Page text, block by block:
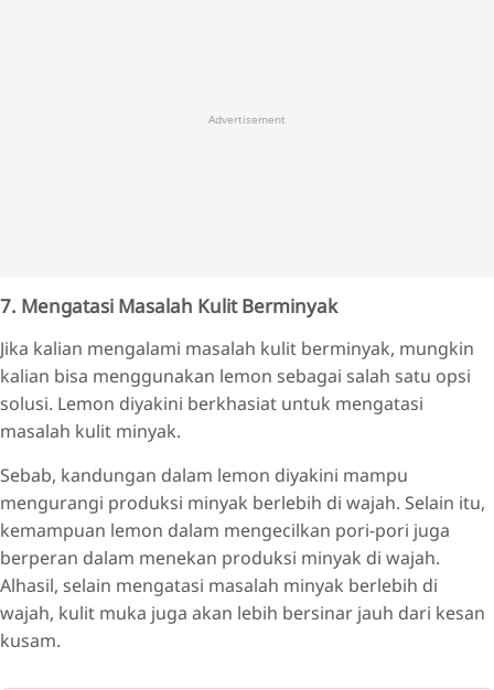
Advertisement
7. Mengatasi Masalah Kulit Berminyak
Jika kalian mengalami masalah kulit berminyak, mungkin
kalian bisa menggunakan lemon sebagai salah satu opsi
solusi. Lemon diyakini berkhasiat untuk mengatasi
masalah kulit minyak.
Sebab, kandungan dalam lemon diyakini mampu
mengurangi produksi minyak berlebih di wajah. Selain itu,
kemampuan lemon dalam mengecilkan pori-pori juga
berperan dalam menekan produksi minyak di wajah.
Alhasil, selain mengatasi masalah minyak berlebih di
wajah, kulit muka juga akan lebih bersinar jauh dari kesan
kusam.